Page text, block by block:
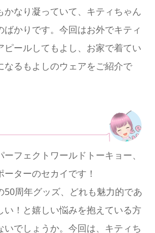
かなり凝っていて、キティちゃん
ばかりです。今回はお外でキティ
ピールしてもよし、お家で着てい
なるもよしのウェアをご紹介で
フェクトワールドトーキョー、
ターのセカイです！
50周年グッズ、どれも魅力的であ
い！と嬉しい悩みを抱えている方
いでしょうか。今回は、キティち